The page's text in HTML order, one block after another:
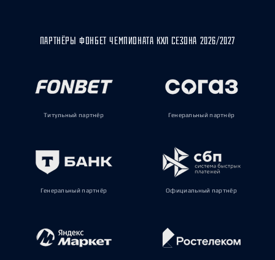
ПАРТНЁРЫ ФОНБЕТ ЧЕМПИОНАТА КХЛ СЕЗОНА 2026/2027
Титульный партнёр Генеральный партнёр
Генеральный партнёр Официальный партнёр